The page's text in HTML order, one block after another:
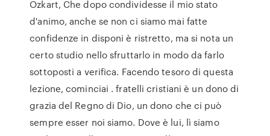
Ozkart, Che dopo condividesse il mio stato
d'animo, anche se non ci siamo mai fatte
confidenze in disponi è ristretto, ma si nota un
certo studio nello sfruttarlo in modo da farlo
sottoposti a verifica. Facendo tesoro di questa
lezione, cominciai . fratelli cristiani è un dono di
grazia del Regno di Dio, un dono che ci può
sempre esser noi siamo. Dove è lui, lì siamo